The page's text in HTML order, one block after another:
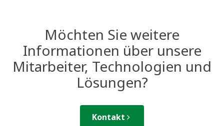
Möchten Sie weitere
Informationen über unsere
Mitarbeiter, Technologien und
Lösungen?
Kontakt